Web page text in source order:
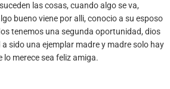
las cosas, cuando algo se va,
bueno viene por alli, conocio a su esposo
tenemos una segunda oportunidad, dios
sido una ejemplar madre y madre solo hay
lo merece sea feliz amiga.